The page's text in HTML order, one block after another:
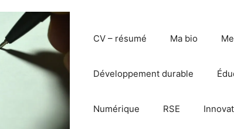
CV – résumé Ma bio
Développement durable
Numérique RSE